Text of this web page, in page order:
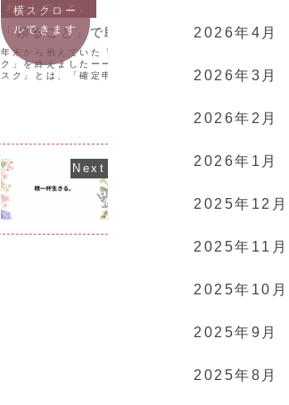
わたしのこと。
「頼ること」で助け合える。
年末から抱えていた「気掛かりなタス
ク」を終えましたーー！ 「気掛かりなタ
スク」とは、「確定申告」「パスポート
書き続け
も「書き続け
ない素直な
誰に？ 受け
横スクロー
ルできます
2026年4月
2026年3月
2026年2月
2026年1月
2025年12月
2025年11月
2025年10月
2025年9月
2025年8月